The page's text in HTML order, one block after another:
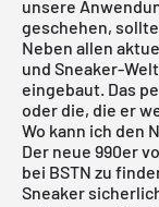
unsere
geschehen,
Neben allen
und Sneaker-
eingebaut. Das
oder die, die er
Wo kann ich den
Der neue 990er
bei BSTN zu
Sneaker